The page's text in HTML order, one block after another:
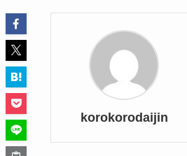
korokorodaijin